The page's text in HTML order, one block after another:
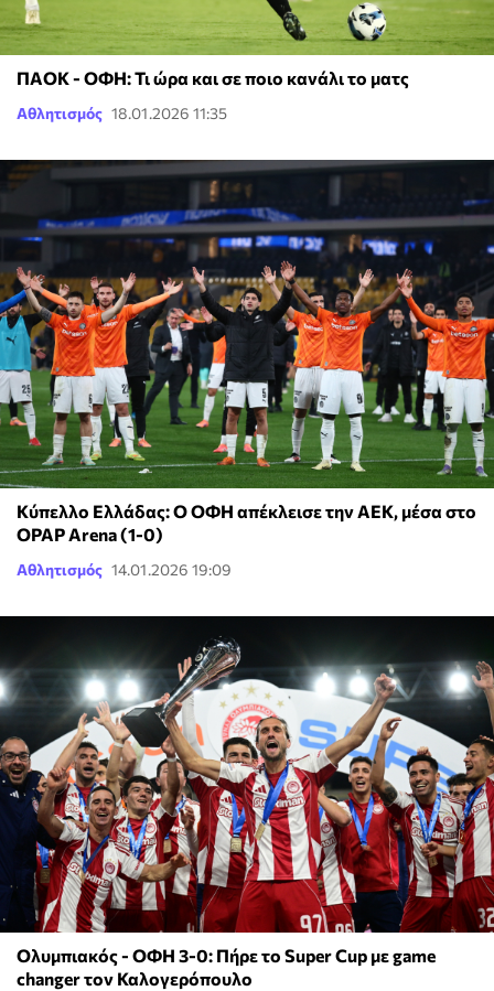
ΠΑΟΚ - ΟΦΗ: Τι ώρα και σε ποιο κανάλι το ματς
Αθλητισμός 18.01.2026 11:35
Κύπελλο Ελλάδας: Ο ΟΦΗ απέκλεισε την ΑΕΚ, μέσα στο
OPAP Arena (1-0)
Αθλητισμός 14.01.2026 19:09
Ολυμπιακός - ΟΦΗ 3-0: Πήρε το Super Cup με game
changer τον Καλογερόπουλο